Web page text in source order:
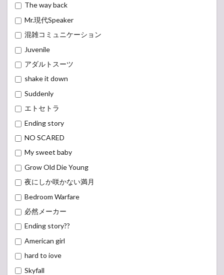
The way back
Mr.現代Speaker
混雑コミュニケーション
Juvenile
アダルトスーツ
shake it down
Suddenly
エトセトラ
Ending story
NO SCARED
My sweet baby
Grow Old Die Young
夜にしか咲かない満月
Bedroom Warfare
必然メーカー
Ending story??
American girl
hard to iove
Skyfall